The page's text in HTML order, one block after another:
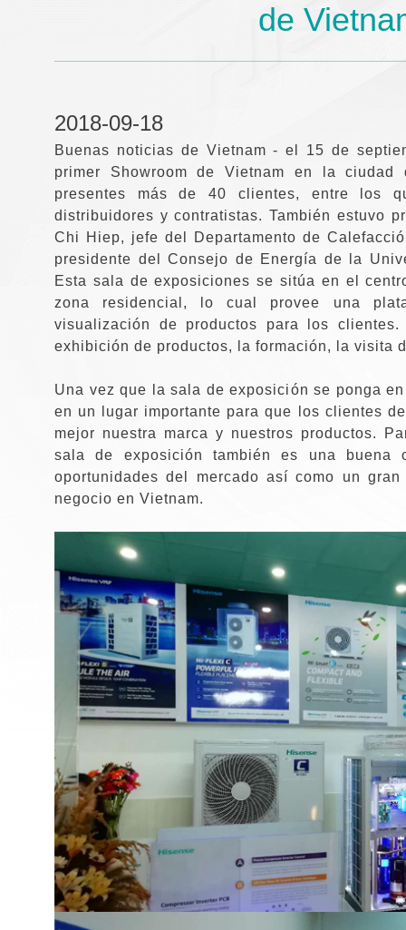
de
2018-09-18
Buenas noticias de Vietnam - el 15 de
primer Showroom de Vietnam en la
presentes más de 40 clientes, entre los
distribuidores y contratistas. También estuvo
Chi Hiep, jefe del Departamento de
presidente del Consejo de Energía de la
Esta sala de exposiciones se sitúa en el
zona residencial, lo cual provee una
visualización de productos para los
exhibición de productos, la formación, la visita
Una vez que la sala de exposición se ponga
en un lugar importante para que los clientes
mejor nuestra marca y nuestros productos.
sala de exposición también es una buena
oportunidades del mercado así como un
negocio en Vietnam.